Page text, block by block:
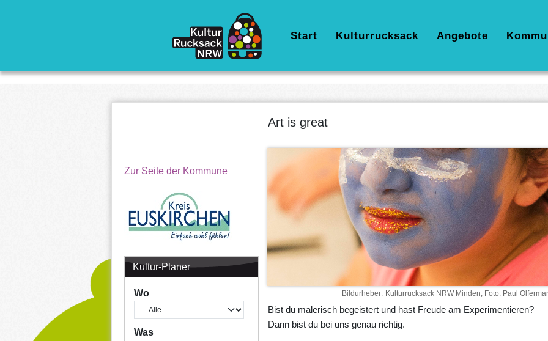
Hauptnavigation
Start Kulturrucksack Angebote
Zur Seite der Kommune
Kultur-Planer
Wo
Was
Art is great
Bildurheber Kulturrucksack NRW Minden, Foto: Paul
Bist du malerisch begeistert und hast Freude am Experimentieren?
Dann bist du bei uns genau richtig.